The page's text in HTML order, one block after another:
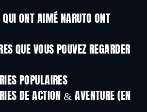
QUI ONT AIMÉ NARUTO ONT
QUE VOUS POUVEZ REGARDER
POPULAIRESSérie
DE ACTION & AVENTURE (EN